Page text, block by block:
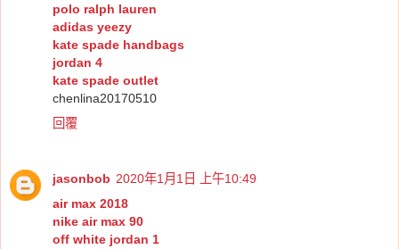
polo ralph lauren
adidas yeezy
kate spade handbags
jordan 4
kate spade outlet
chenlina20170510
回覆
jasonbob 2020年1月1日 上午10:49
air max 2018
nike air max 90
off white jordan 1